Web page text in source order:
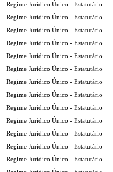
Regime Jurídico Único - Estatutário
Regime Jurídico Único - Estatutário
Regime Jurídico Único - Estatutário
Regime Jurídico Único - Estatutário
Regime Jurídico Único - Estatutário
Regime Jurídico Único - Estatutário
Regime Jurídico Único - Estatutário
Regime Jurídico Único - Estatutário
Regime Jurídico Único - Estatutário
Regime Jurídico Único - Estatutário
Regime Jurídico Único - Estatutário
Regime Jurídico Único - Estatutário
Regime Jurídico Único - Estatutário